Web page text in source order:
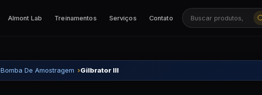
Almont Lab Treinamentos Serviços Contato
Buscar produtos,
Bomba De Amostragem Gilbrator III